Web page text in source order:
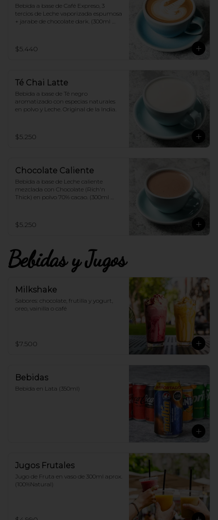
Bebida a base de Café Expreso, 3
tercios de Leche vaporizada espumosa
+ jarabe de chocolate dark. (300ml
$5.440
Té Chai Latte
Bebida a base de Té negro
aromatizado con especias naturales
en polvo y Leche. Original de la India.
$5.250
Chocolate Caliente
Bebida a base de Leche caliente
mezclada con Chocolate (Rich'n
Thick) en polvo 70% cacao. (300ml
$5.250
Bebidas y Jugos
Milkshake
Sabores: chocolate, frutilla y yogurt,
oreo, vainilla o café
$7.500
Bebidas
Bebida en Lata (350ml)
Jugos Frutales
Jugo de Fruta en vaso de 300ml aprox.
(100%Natural)